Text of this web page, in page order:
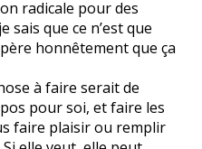
radicale pour des
sais que ce n’est que
honnêtement que ça
à faire serait de
pour soi, et faire les
faire plaisir ou remplir